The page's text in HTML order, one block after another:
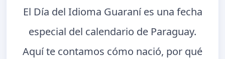
El Día del Idioma Guaraní es una fecha
especial del calendario de Paraguay.
Aquí te contamos cómo nació, por qué